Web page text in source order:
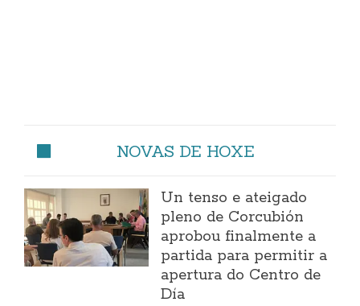
NOVAS DE HOXE
Un tenso e ateigado
pleno de Corcubión
aprobou finalmente a
partida para permitir a
apertura do Centro de
Día